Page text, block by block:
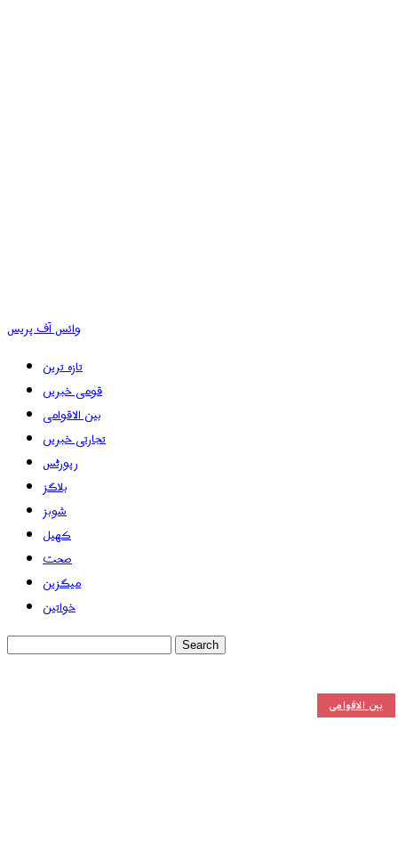
وائس آف پریس
تازہ ترین
قومی خبریں
بین الاقوامی
تجارتی خبریں
رپورٹس
بلاگز
شوبز
کھیل
صحت
میگزین
خواتین
بین الاقوامی